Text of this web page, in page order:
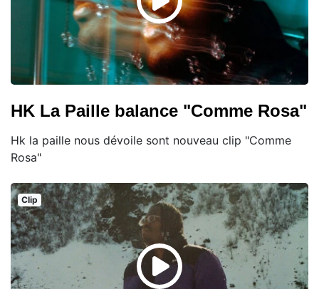
HK La Paille balance "Comme Rosa"
Hk la paille nous dévoile sont nouveau clip "Comme
Rosa"
Clip